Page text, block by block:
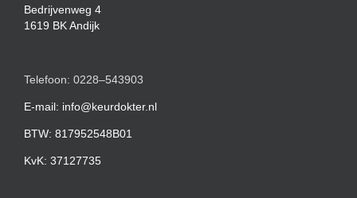
Bedrijvenweg 4
1619 BK Andijk
Telefoon: 0228–543903
E-mail: info@keurdokter.nl
BTW: 817952548B01
KvK: 37127735